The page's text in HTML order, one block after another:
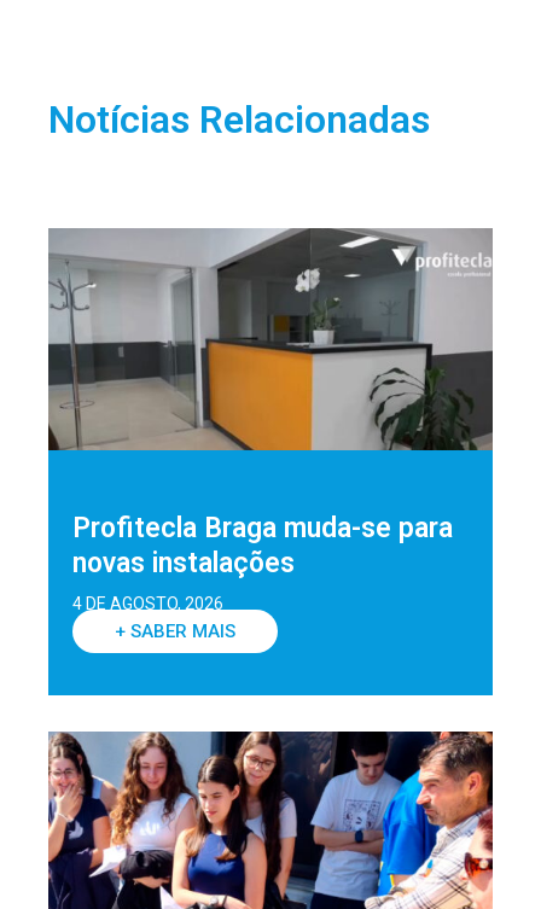
Notícias Relacionadas
Profitecla Braga muda-se para
novas instalações
4 DE AGOSTO, 2026
+ SABER MAIS